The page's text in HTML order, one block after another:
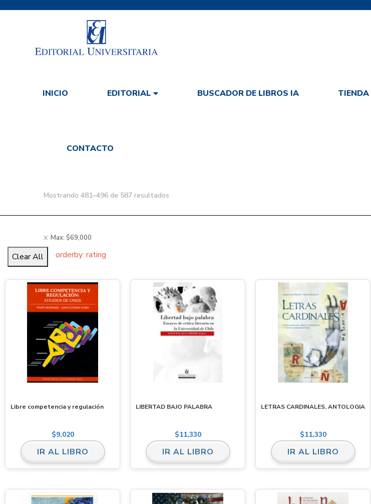
INICIO EDITORIAL BUSCADOR DE LIBROS IA TIENDA
CONTACTO
Mostrando 481–496 de 587 resultados
Max: $69,000
Clear All orderby: rating
Libre competencia y regulación
$9,020
IR AL LIBRO
LIBERTAD BAJO PALABRA
$11,330
IR AL LIBRO
LETRAS CARDINALES, ANTOLOGIA
$11,330
IR AL LIBRO